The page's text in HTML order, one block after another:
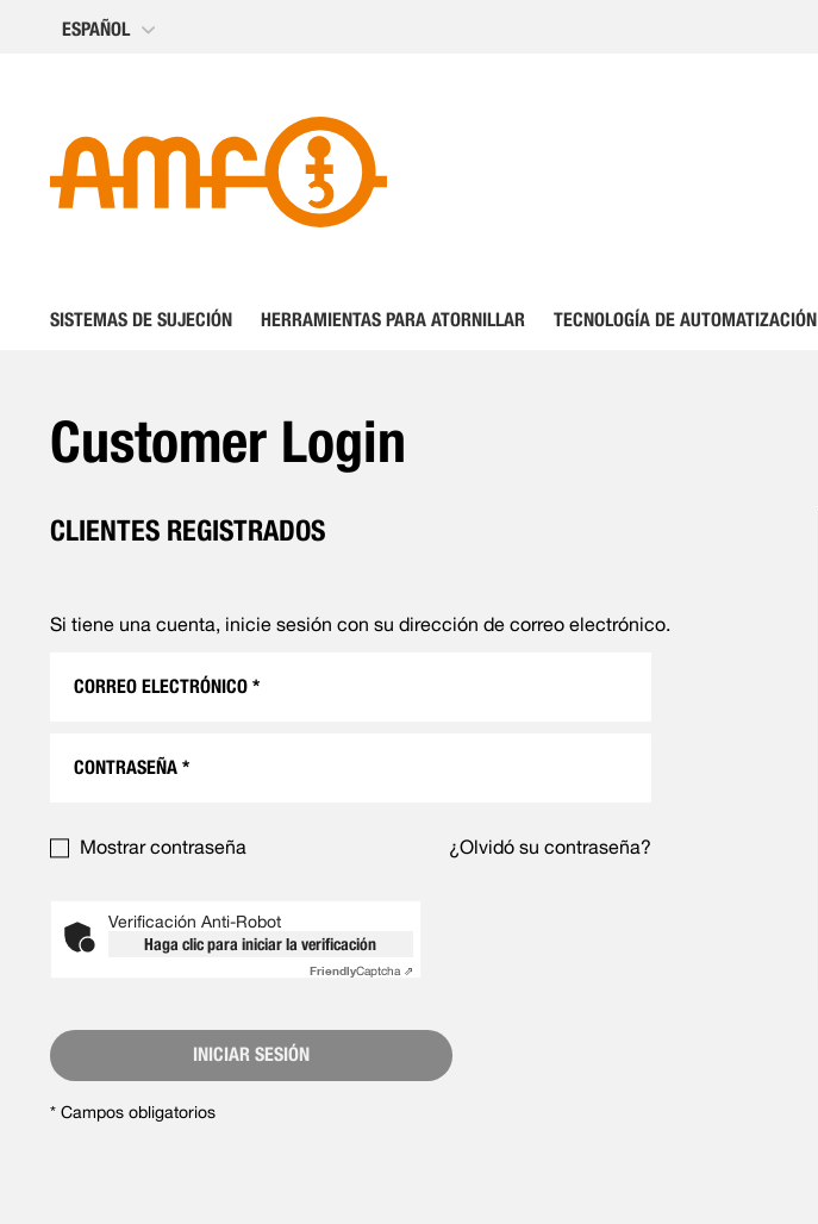
ESPAÑOL
SISTEMAS DE SUJECIÓN HERRAMIENTAS PARA ATORNILLAR TECNOLOGÍA DE AUTOMATIZACIÓN
Customer Login
CLIENTES REGISTRADOS
Si tiene una cuenta, inicie sesión con su dirección de correo electrónico.
Mostrar contraseña ¿Olvidó su contraseña?
Verificación Anti-Robot
Haga clic para iniciar la verificación
FriendlyCaptcha ⇗
INICIAR SESIÓN